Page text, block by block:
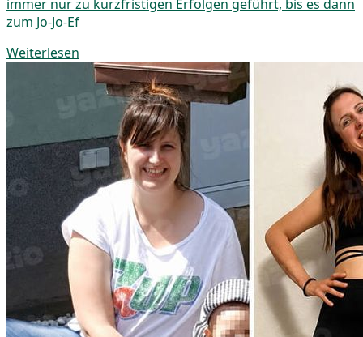
immer nur zu kurzfristigen Erfolgen geführt, bis es dann
zum Jo-Jo-Ef
Weiterlesen